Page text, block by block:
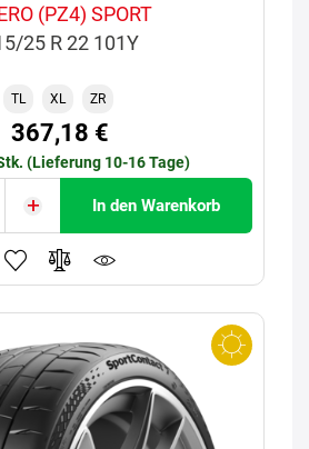
(PZ4) SPORT
25 R 22 101Y
TL XL ZR
367,18 €
(Lieferung 10-16 Tage)
In den Warenkorb